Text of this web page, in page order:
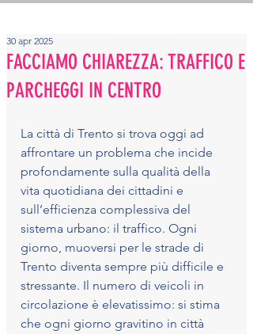
FACCIAMO CHIAREZZA: TRAFFICO E
PARCHEGGI IN CENTRO
30 apr 2025
La città di Trento si trova oggi ad
affrontare un problema che incide
profondamente sulla qualità della
vita quotidiana dei cittadini e
sull’efficienza complessiva del
sistema urbano: il traffico. Ogni
giorno, muoversi per le strade di
Trento diventa sempre più difficile e
stressante. Il numero di veicoli in
circolazione è elevatissimo: si stima
che ogni giorno gravitino in città